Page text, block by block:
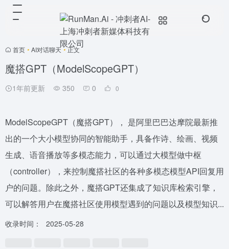
首页 • AI对话聊天 • 正文
魔搭GPT（ModelScopeGPT）
1年前更新 350 0 0
ModelScopeGPT（魔搭GPT）， 是阿里巴巴达摩院最新推
出的一个大小模型协同的智能助手，具备作诗、绘画、视频
生成、语音播放等多模态能力，可以通过大模型做中枢
（controller），来控制魔搭社区的各种多模态模型API回复用
户的问题。除此之外，魔搭GPT还集成了知识库检索引擎，
可以解答用户在魔搭社区使用模型遇到的问题以及模型知识...
收录时间： 2025-05-28